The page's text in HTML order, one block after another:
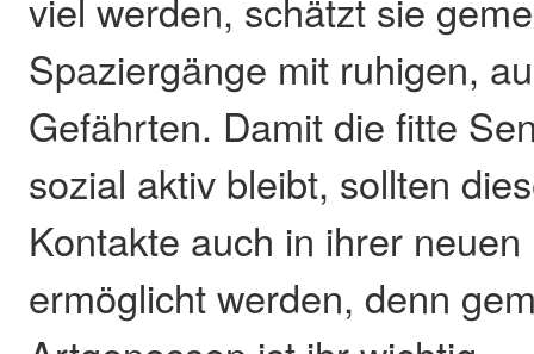
Spaziergänge mit ruhigen,
Gefährten. Damit die fitte
sozial aktiv bleibt, sollten
Kontakte auch in ihrer
ermöglicht werden, denn